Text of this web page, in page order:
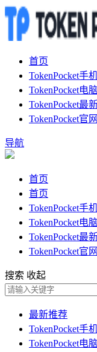
首页
TokenPocket手
TokenPocket电
TokenPocket最
TokenPocket官网
导航
首页
首页
TokenPocket手
TokenPocket电
TokenPocket最
TokenPocket官网
搜索 收起
最新推荐
TokenPocket手
TokenPocket电